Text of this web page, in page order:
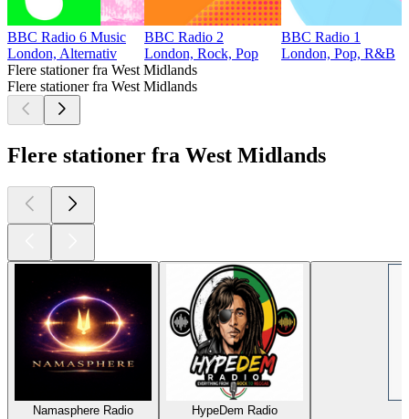
BBC Radio 6 Music
London, Alternativ
BBC Radio 2
London, Rock, Pop
BBC Radio 1
London, Pop, R&B
Flere stationer fra West Midlands
Flere stationer fra West Midlands
Flere stationer fra West Midlands
Namasphere Radio
HypeDem Radio